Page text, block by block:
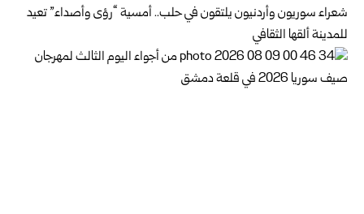
شعراء سوريون وأردنيون يلتقون في حلب.. أمسية “رؤى وأصداء” تعيد
للمدينة ألقها الثقافي